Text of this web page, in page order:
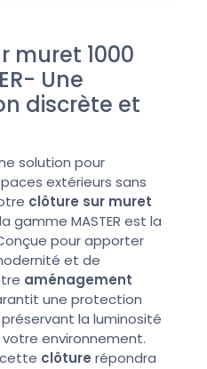
muret 1000
Une
discrète et
solution pour
extérieurs sans
clôture sur muret
gamme MASTER est la
pour apporter
et de
aménagement
une protection
la luminosité
environnement.
cette clôture répondra